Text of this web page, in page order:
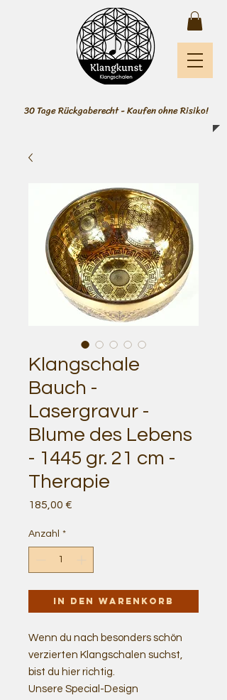
30 Tage Rückgaberecht - Kaufen ohne Risiko!
Klangschale
Bauch -
Lasergravur -
Blume des Lebens
- 1445 gr. 21 cm -
Therapie
185,00 €
Anzahl *
In den Warenkorb
Wenn du nach besonders schön
verzierten Klangschalen suchst,
bist du hier richtig.
Unsere Special-Design